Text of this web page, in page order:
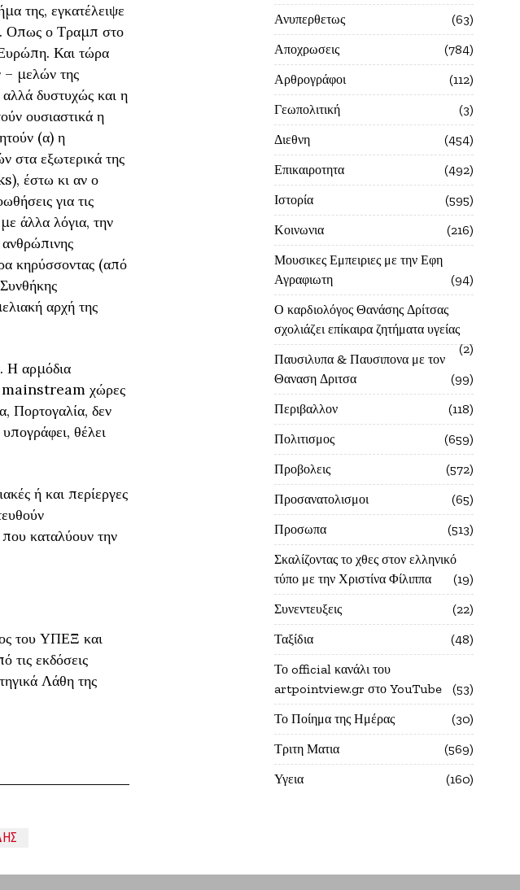
της, εγκατέλειψε
Οπως ο Τραμπ στο
Και τώρα
– μελών της
δυστυχώς και η
ουσιαστικά η
(α) η
στα εξωτερικά της
έστω κι αν ο
για τις
άλλα λόγια, την
κηρύσσοντας (από
αρχή της
Η αρμόδια
mainstream χώρες
Πορτογαλία, δεν
θέλει
ή και περίεργες
καταλύουν την
του ΥΠΕΞ και
εκδόσεις
Λάθη της
Ανυπερθετως
63
Αποχρωσεις
784
Αρθρογράφοι
112
Γεωπολιτική
3
Διεθνη
454
Επικαιροτητα
492
Ιστορία
595
Κοινωνια
216
Μουσικες Εμπειριες με την Εφη
Αγραφιωτη
94
Ο καρδιολόγος Θανάσης Δρίτσας
σχολιάζει επίκαιρα ζητήματα υγείας
2
Παυσιλυπα & Παυσιπονα με τον
Θαναση Δριτσα
99
Περιβαλλον
118
Πολιτισμος
659
Προβολεις
572
Προσανατολισμοι
65
Προσωπα
513
Σκαλίζοντας το χθες στον ελληνικό
τύπο με την Χριστίνα Φίλιππα
19
Συνεντευξεις
22
Ταξίδια
48
Το official κανάλι του
artpointview.gr στο YouTube
53
Το Ποίημα της Ημέρας
30
Τριτη Ματια
569
Υγεια
160